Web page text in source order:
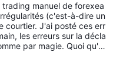
manuel de forexea
(c'est-à-dire un
courtier. J'ai posté ces err
les erreurs sur la décla
par magie. Quoi qu'il
la déclaration et je pos
3108976 le 11.10.200